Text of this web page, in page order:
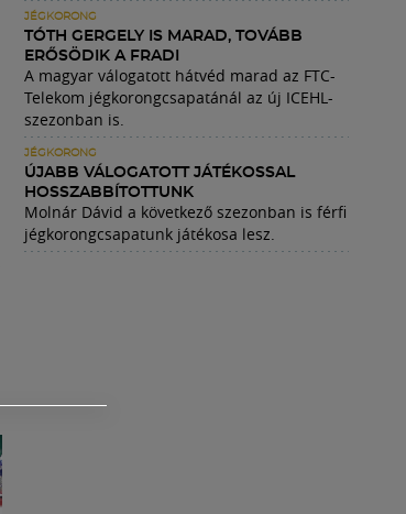
JÉGKORONG
TÓTH GERGELY IS MARAD, TOVÁBB
ERŐSÖDIK A FRADI
A magyar válogatott hátvéd marad az FTC-
Telekom jégkorongcsapatánál az új ICEHL-
szezonban is.
JÉGKORONG
ÚJABB VÁLOGATOTT JÁTÉKOSSAL
HOSSZABBÍTOTTUNK
Molnár Dávid a következő szezonban is férfi
jégkorongcsapatunk játékosa lesz.